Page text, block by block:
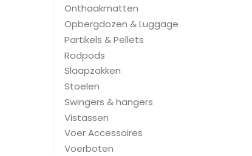
Onthaakmatten
Opbergdozen & Luggage
Partikels & Pellets
Rodpods
Slaapzakken
Stoelen
Swingers & hangers
Vistassen
Voer Accessoires
Voerboten